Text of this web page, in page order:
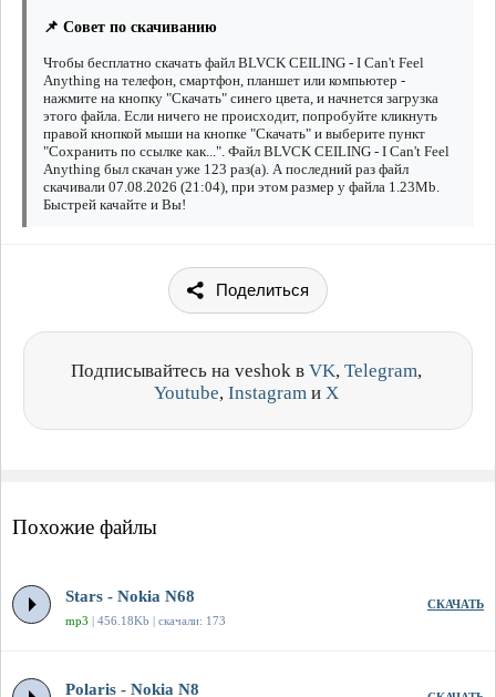
📌 Совет по скачиванию
Чтобы бесплатно скачать файл BLVCK CEILING - I Can't Feel
Anything на телефон, смартфон, планшет или компьютер -
нажмите на кнопку "Скачать" синего цвета, и начнется загрузка
этого файла. Если ничего не происходит, попробуйте кликнуть
правой кнопкой мыши на кнопке "Скачать" и выберите пункт
"Сохранить по ссылке как...". Файл BLVCK CEILING - I Can't Feel
Anything был скачан уже 123 раз(а). А последний раз файл
скачивали 07.08.2026 (21:04), при этом размер у файла 1.23Mb.
Быстрей качайте и Вы!
Поделиться
Подписывайтесь на veshok в VK, Telegram,
Youtube, Instagram и X
Похожие файлы
Stars - Nokia N68
mp3 | 456.18Kb | скачали: 173
СКАЧАТЬ
Polaris - Nokia N8